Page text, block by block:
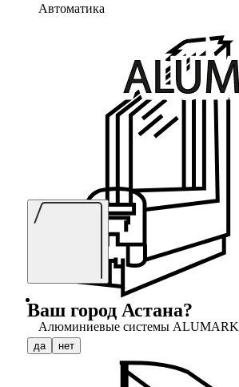
Автоматика
Алюминиевые системы ALUMARK
Ваш город Астана?
да нет